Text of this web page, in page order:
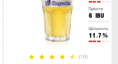
Гіркота
6 IBU
Щільність
11.7 %
(10)